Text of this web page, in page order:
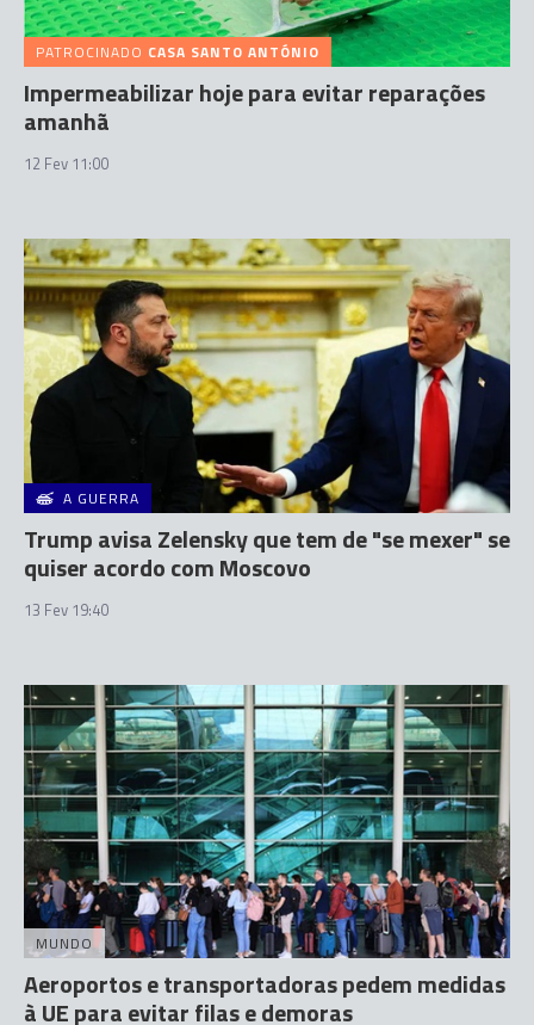
PATROCINADO CASA SANTO ANTÓNIO
Impermeabilizar hoje para evitar reparações
amanhã
12 Fev 11:00
A GUERRA
Trump avisa Zelensky que tem de "se mexer" se
quiser acordo com Moscovo
13 Fev 19:40
MUNDO
Aeroportos e transportadoras pedem medidas
à UE para evitar filas e demoras